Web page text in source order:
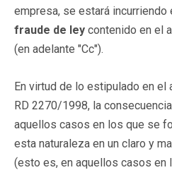
empresa, se estará incurriendo
fraude de ley contenido en el
(en adelante "Cc").
En virtud de lo estipulado en el
RD 2270/1998, la
aquellos casos en los que se
esta naturaleza en un claro y
(esto es, en aquellos casos en